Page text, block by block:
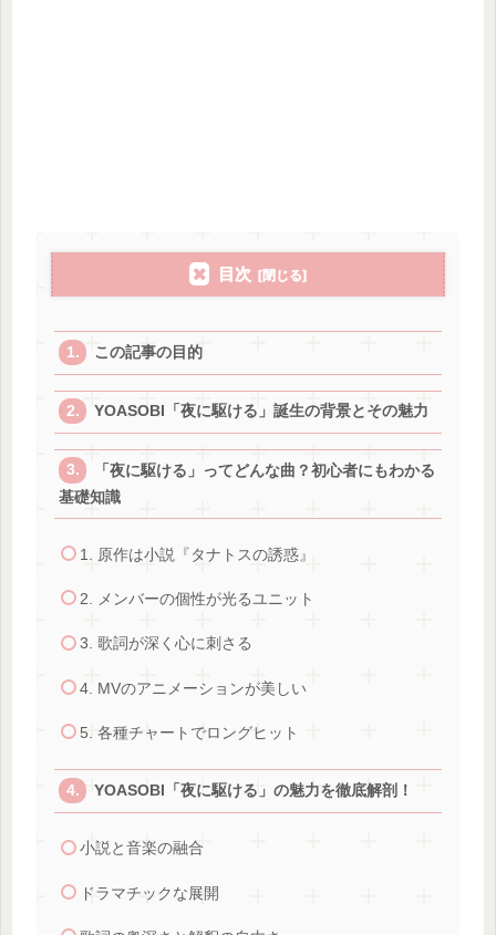
目次
この記事の目的
YOASOBI「夜に駆ける」誕生の背景とその魅力
「夜に駆ける」ってどんな曲？初心者にもわかる
基礎知識
1. 原作は小説『タナトスの誘惑』
2. メンバーの個性が光るユニット
3. 歌詞が深く心に刺さる
4. MVのアニメーションが美しい
5. 各種チャートでロングヒット
YOASOBI「夜に駆ける」の魅力を徹底解剖！
小説と音楽の融合
ドラマチックな展開